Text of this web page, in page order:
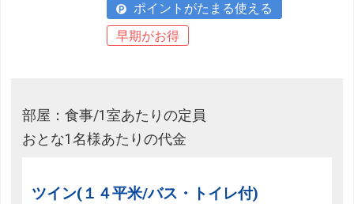
ポイントがたまる使える
早期がお得
部屋：食事/1室あたりの定員
おとな1名様あたりの代金
ツイン(１４平米/バス・トイレ付)